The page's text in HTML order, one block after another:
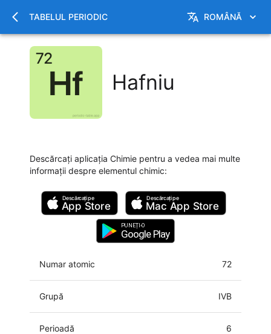
TABELUL PERIODIC ROMÂNĂ
Hafniu
Descărcați aplicația Chimie pentru a vedea mai multe
informații despre elementul chimic:
Descărcați pe
App Store
Descărcați pe
Mac App Store
PUNEȚI-O
Google Play
Numar atomic 72
Grupă IVB
Perioadă 6